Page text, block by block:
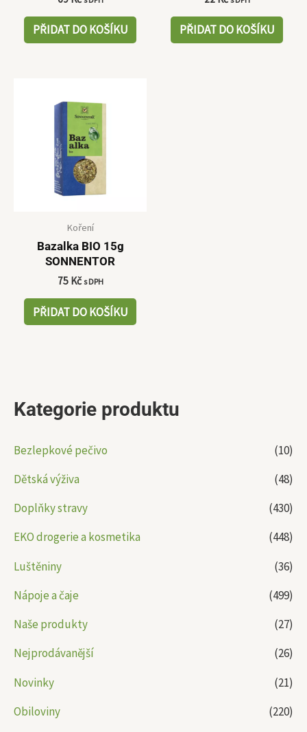
Kategorie produktu
Bezlepkové pečivo
(10)
Dětská výživa
(48)
Doplňky stravy
(430)
EKO drogerie a kosmetika
(448)
Luštěniny
(36)
Nápoje a čaje
(499)
Naše produkty
(27)
Nejprodávanější
(26)
Novinky
(21)
Obiloviny
(220)
PŘIDAT DO KOŠÍKU PŘIDAT DO KOŠÍKU
Koření
Bazalka BIO 15g
SONNENTOR
75 Kč s DPH
PŘIDAT DO KOŠÍKU